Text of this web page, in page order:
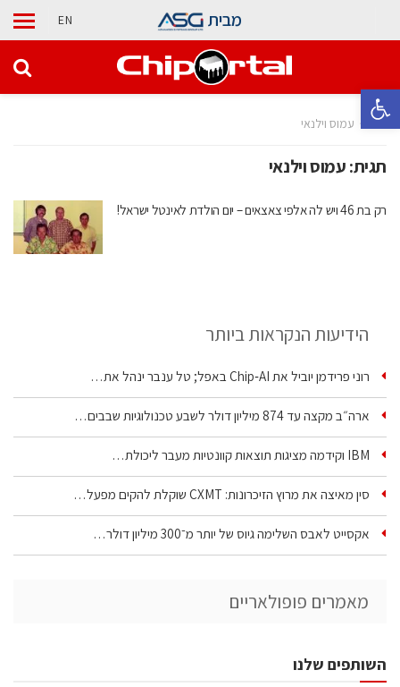
פתח סרגל נגישות
מבית EN
בית עמוס וילנאי
תגית:עמוס וילנאי
רק בת 46 ויש לה אלפי צאצאים – יום הולדת לאינטל ישראל!
הידיעות הנקראות ביותר
רוני פרידמן יוביל את Chip‑AI באפל; טל ענבר ינהל את…
ארה״ב מקצה עד 874 מיליון דולר לשבע טכנולוגיות שבבים…
IBM וקידמה מציגות תוצאות קוונטיות מעבר ליכולת…
סין מאיצה את מרוץ הזיכרונות: CXMT שוקלת להקים מפעל…
אקסייט לאבס השלימה גיוס של יותר מ־300 מיליון דולר…
מאמרים פופולאריים
השותפים שלנו